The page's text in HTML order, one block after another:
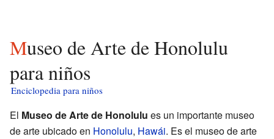
Museo de Arte de Honolulu
para niños
Enciclopedia para niños
El Museo de Arte de Honolulu es un importante museo
de arte ubicado en Honolulu, Hawái. Es el museo de arte